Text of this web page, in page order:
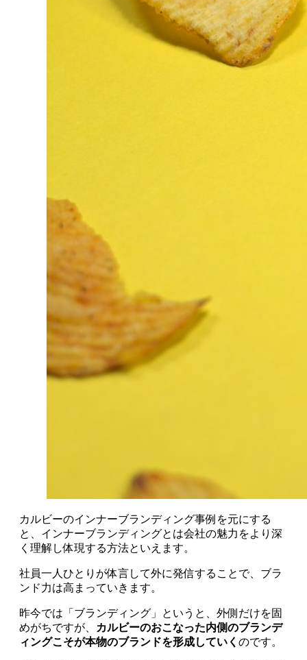
カルビーのインナーブランディング事例を元にする
と、インナーブランディングとは会社の魅力をより深
く理解し体現する方法といえます。
社員一人ひとりが体言して外に発信することで、ブラ
ンド力は高まっていきます。
昨今では「ブランディング」というと、外側だけを固
めがちですが、
カルビーのおこなった内側のブランデ
ィングこそが本物のブランドを形成していく のです。